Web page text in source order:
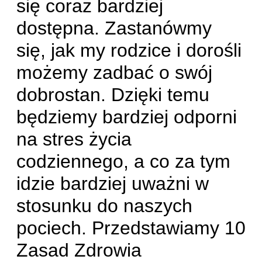
się coraz bardziej
dostępna. Zastanówmy
się, jak my rodzice i dorośli
możemy zadbać o swój
dobrostan. Dzięki temu
będziemy bardziej odporni
na stres życia
codziennego, a co za tym
idzie bardziej uważni w
stosunku do naszych
pociech. Przedstawiamy 10
Zasad Zdrowia